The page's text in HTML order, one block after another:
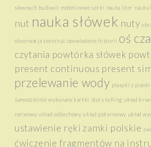
sławnych budowli modelinowe serki nauka liter
nut nauka słówek nuty
obserwacja zwierząt opowiadanie historii oś
czytania powtórka słówek
present continuous present
przelewanie wody ptaszki z pianki
Samodzielnie wykonane kartki story telling układ
nerwowy układ oddechowy układ pokarmowy układ
ustawienie ręki zamki polskie
ćwiczenie fragmentów na